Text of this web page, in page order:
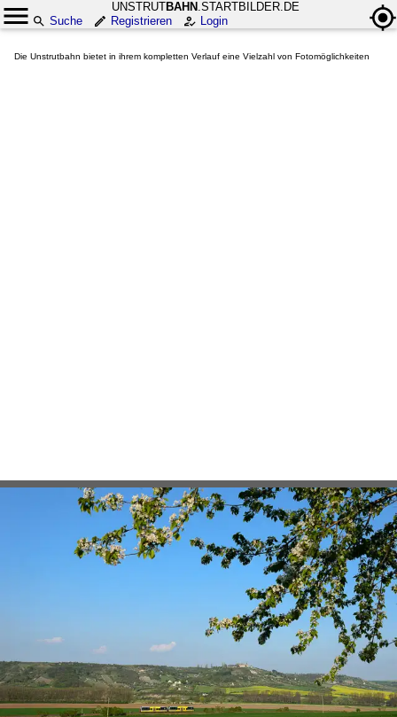
UNSTRUTBAHN .STARTBILDER.DE
Suche
Registrieren Login
Die Unstrutbahn bietet in ihrem kompletten Verlauf eine Vielzahl von Fotomöglichkeiten